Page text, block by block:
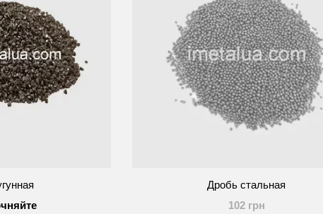
Дробь стальная
102 грн